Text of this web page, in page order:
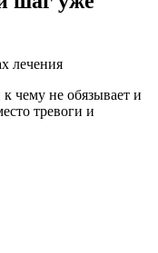
лечения
чему не обязывает и
тревоги и